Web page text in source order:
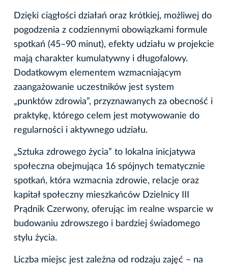
Dzięki ciągłości działań oraz krótkiej, możliwej do
pogodzenia z codziennymi obowiązkami formule
spotkań (45–90 minut), efekty udziału w projekcie
mają charakter kumulatywny i długofalowy.
Dodatkowym elementem wzmacniającym
zaangażowanie uczestników jest system
„punktów zdrowia”, przyznawanych za obecność i
praktykę, którego celem jest motywowanie do
regularności i aktywnego udziału.
„Sztuka zdrowego życia” to lokalna inicjatywa
społeczna obejmująca 16 spójnych tematycznie
spotkań, która wzmacnia zdrowie, relacje oraz
kapitał społeczny mieszkańców Dzielnicy III
Prądnik Czerwony, oferując im realne wsparcie w
budowaniu zdrowszego i bardziej świadomego
stylu życia.
Liczba miejsc jest zależna od rodzaju zajęć – na